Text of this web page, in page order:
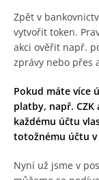
Zpět v
vytvořit token.
akci ověřit např.
zprávy nebo přes
Pokud máte více
platby, např. CZK
každému účtu
totožnému účtu v
Nyní už jsme v